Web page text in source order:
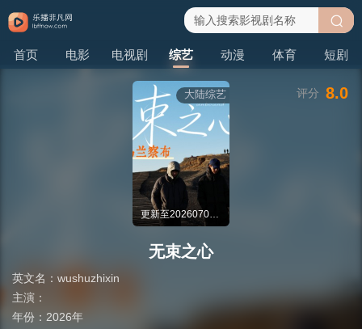
首页 电影 电视剧 综艺 动漫 体育 短剧
搜
大陆综艺
更新至20260709第7期
无束之心
英文名： wushuzhixin
主演：
年份： 2026年
评分 8.0